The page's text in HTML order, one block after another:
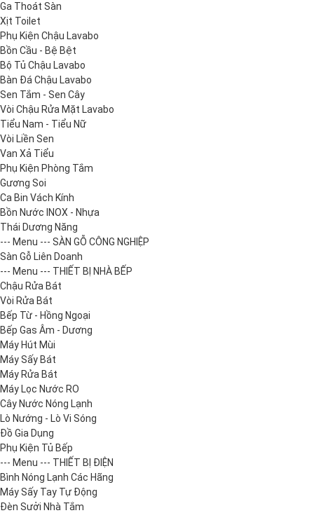
Ga Thoát Sàn
Xịt Toilet
Phụ Kiện Chậu Lavabo
Bồn Cầu - Bệ Bệt
Bộ Tủ Chậu Lavabo
Bàn Đá Chậu Lavabo
Sen Tắm - Sen Cây
Vòi Chậu Rửa Mặt Lavabo
Tiểu Nam - Tiểu Nữ
Vòi Liền Sen
Van Xả Tiểu
Phụ Kiện Phòng Tắm
Gương Soi
Ca Bin Vách Kính
Bồn Nước INOX - Nhựa
Thái Dương Năng
--- Menu --- SÀN GỖ CÔNG NGHIỆP
Sàn Gỗ Liên Doanh
--- Menu --- THIẾT BỊ NHÀ BẾP
Chậu Rửa Bát
Vòi Rửa Bát
Bếp Từ - Hồng Ngoại
Bếp Gas Âm - Dương
Máy Hút Mùi
Máy Sấy Bát
Máy Rửa Bát
Máy Lọc Nước RO
Cây Nước Nóng Lạnh
Lò Nướng - Lò Vi Sóng
Đồ Gia Dụng
Phụ Kiện Tủ Bếp
--- Menu --- THIẾT BỊ ĐIỆN
Bình Nóng Lạnh Các Hãng
Máy Sấy Tay Tự Động
Đèn Sưởi Nhà Tắm